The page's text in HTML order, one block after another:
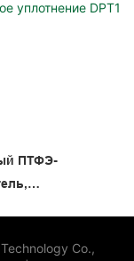
ПТФЭ-
Co.,